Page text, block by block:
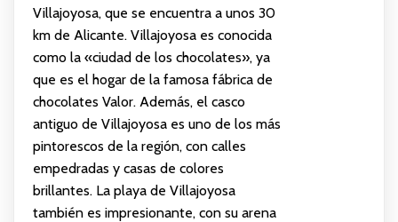
Villajoyosa, que se encuentra a unos 30
km de Alicante. Villajoyosa es conocida
como la «ciudad de los chocolates», ya
que es el hogar de la famosa fábrica de
chocolates Valor. Además, el casco
antiguo de Villajoyosa es uno de los más
pintorescos de la región, con calles
empedradas y casas de colores
brillantes. La playa de Villajoyosa
también es impresionante, con su arena